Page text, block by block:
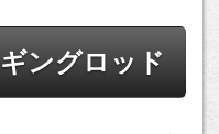
ングロッド